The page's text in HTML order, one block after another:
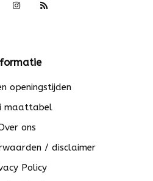
openingstijden
maattabel
ons
/ disclaimer
Policy